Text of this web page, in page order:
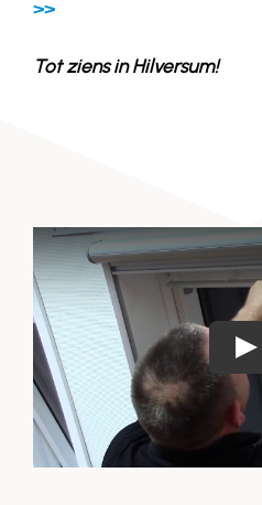
>>
Tot ziens inHilversum!